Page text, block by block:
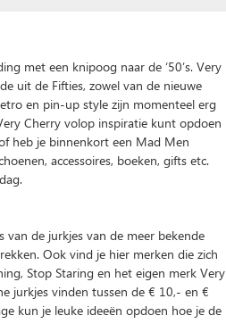
OK
met een knipoog naar de ‘50’s. Very
uit de Fifties, zowel van de nieuwe
en pin-up style zijn momenteel erg
Cherry volop inspiratie kunt opdoen
heb je binnenkort een Mad Men
accessoires, boeken, gifts etc.
van de jurkjes van de meer bekende
Ook vind je hier merken die zich
Stop Staring en het eigen merk Very
jurkjes vinden tussen de € 10,- en €
kun je leuke ideeën opdoen hoe je de